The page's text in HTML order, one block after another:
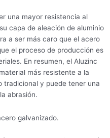
una mayor resistencia al
capa de aleación de aluminio
a ser más caro que el acero
el proceso de producción es
En resumen, el Aluzinc
más resistente a la
tradicional y puede tener una
abrasión.
galvanizado.